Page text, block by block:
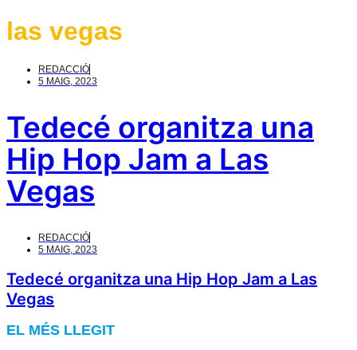
las vegas
REDACCIÓ
5 MAIG, 2023
Tedecé organitza una
Hip Hop Jam a Las
Vegas
REDACCIÓ
5 MAIG, 2023
Tedecé organitza una Hip Hop Jam a Las
Vegas
EL MÉS LLEGIT